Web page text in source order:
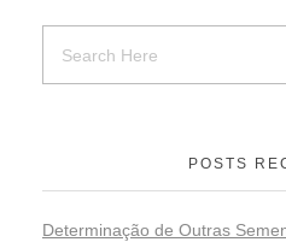
POSTS
Determinação de Outras